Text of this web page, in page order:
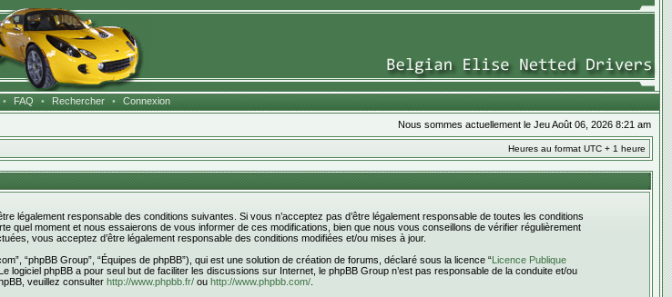
• FAQ • Rechercher • Connexion
Nous sommes actuellement le Jeu Août 06, 2026 8:21 am
Heures au format UTC + 1 heure
légalement responsable des conditions suivantes. Si vous n’acceptez pas d’être légalement responsable de toutes les conditions
quel moment et nous essaierons de vous informer de ces modifications, bien que nous vous conseillons de vérifier régulièrement
vous acceptez d’être légalement responsable des conditions modifiées et/ou mises à jour.
“phpBB Group”, “Équipes de phpBB”), qui est une solution de création de forums, déclaré sous la licence “Licence Publique
logiciel phpBB a pour seul but de faciliter les discussions sur Internet, le phpBB Group n’est pas responsable de la conduite et/ou
veuillez consulter http://www.phpbb.fr/ou http://www.phpbb.com/.